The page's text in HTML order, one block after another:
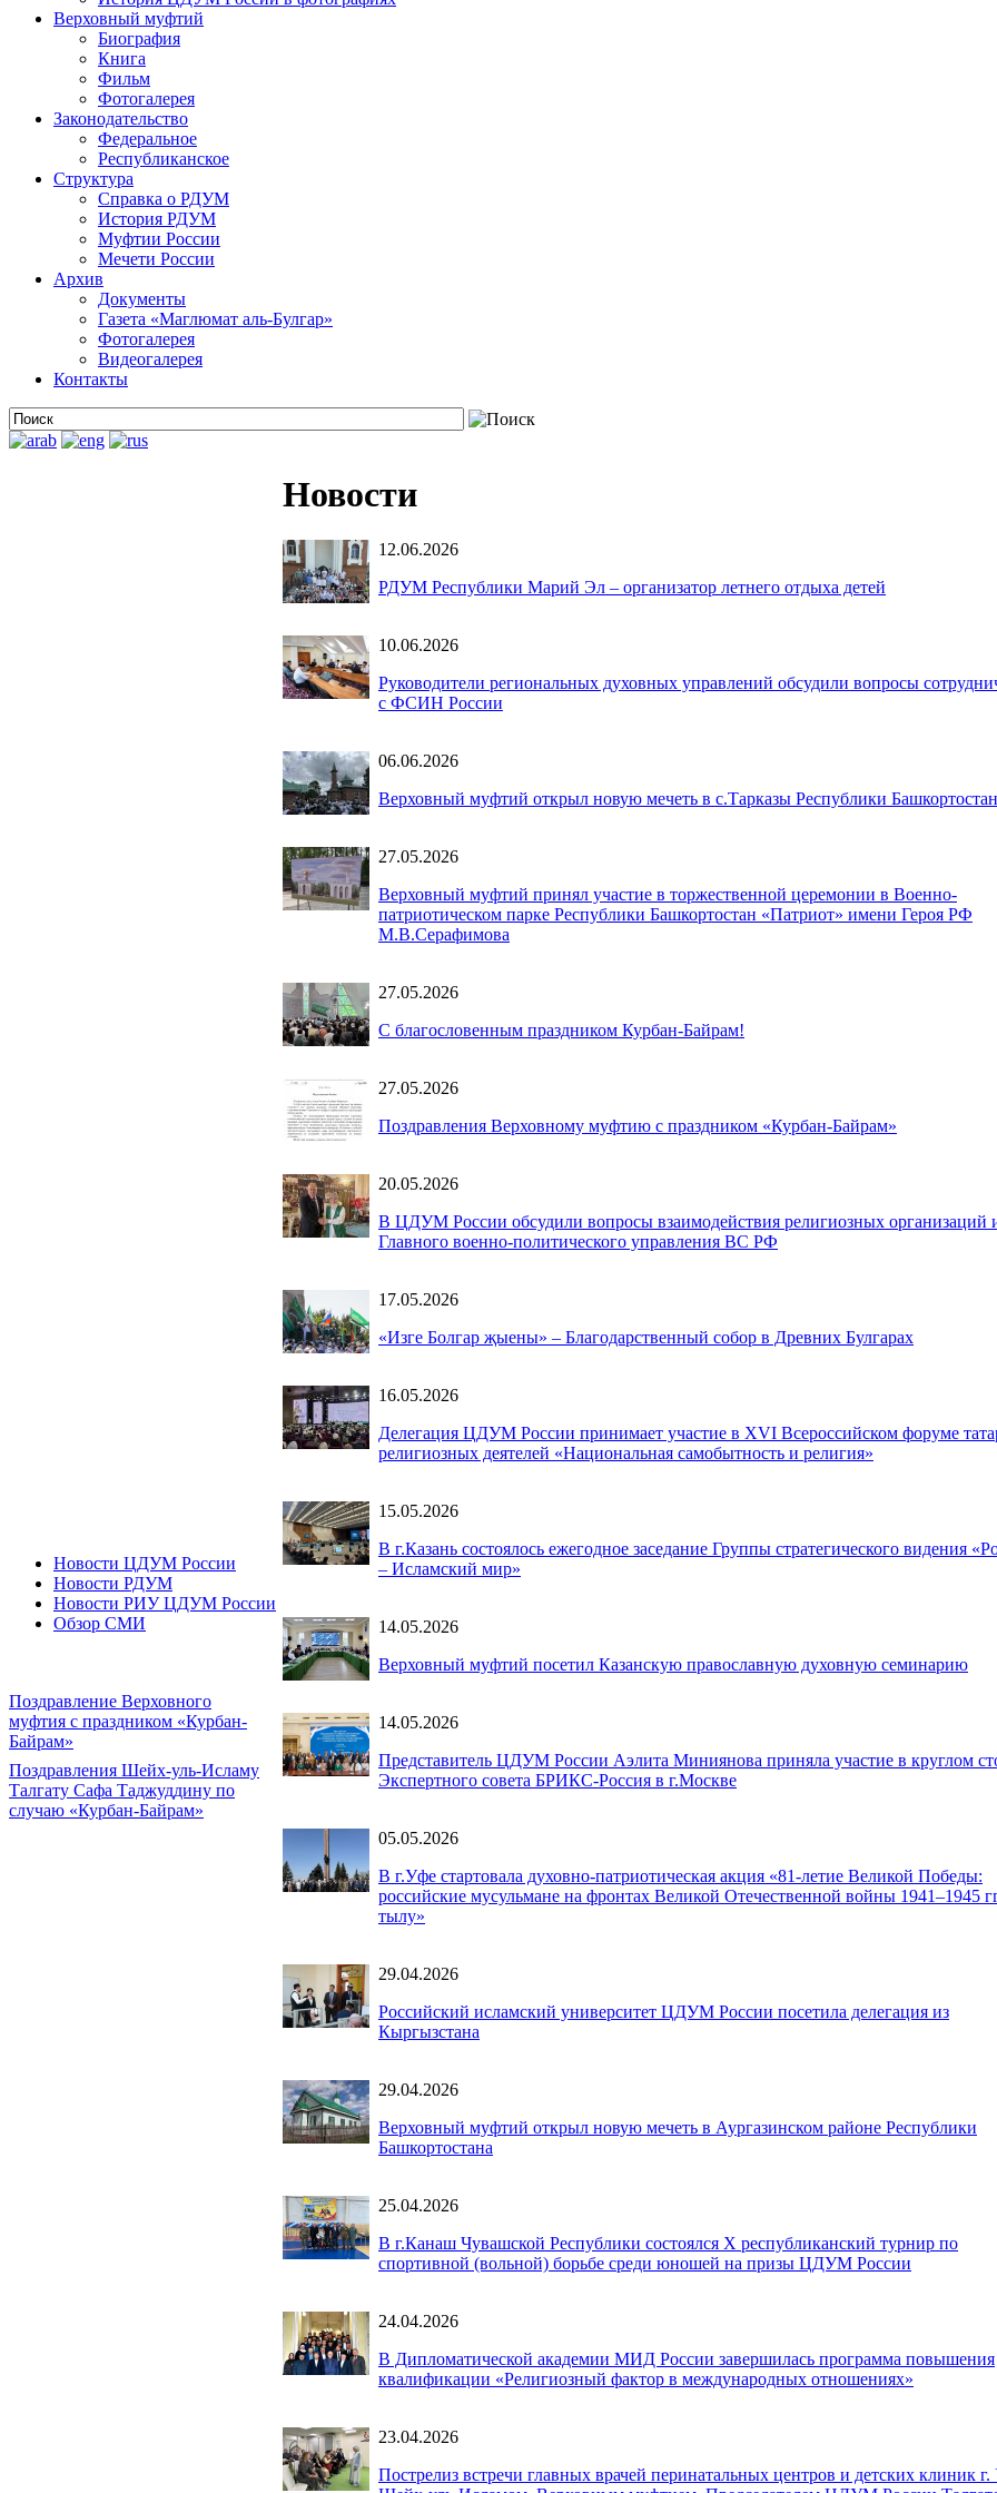
Верховный муфтий
Биография
Книга
Фильм
Фотогалерея
Законодательство
Федеральное
Республиканское
Структура
Справка о РДУМ
История РДУМ
Муфтии России
Мечети России
Архив
Документы
Газета «Маглюмат аль-Булгар»
Фотогалерея
Видеогалерея
Контакты
Новости ЦДУМ России
Новости РДУМ
Новости РИУ ЦДУМ России
Обзор СМИ
Поздравление Верховного
муфтия с праздником «Курбан-
Байрам»
Поздравления Шейх-уль-Исламу
Талгату Сафа Таджуддину по
случаю «Курбан-Байрам»
Новости
12.06.2026
РДУМ Республики Марий Эл – организатор летнего отдыха детей
10.06.2026
Руководители региональных духовных управлений обсудили вопросы
с ФСИН России
06.06.2026
Верховный муфтий открыл новую мечеть в с.Тарказы Республики Башкортостан
27.05.2026
Верховный муфтий принял участие в торжественной церемонии в Военно-
патриотическом парке Республики Башкортостан «Патриот» имени Героя РФ
М.В.Серафимова
27.05.2026
С благословенным праздником Курбан-Байрам!
27.05.2026
Поздравления Верховному муфтию с праздником «Курбан-Байрам»
20.05.2026
В ЦДУМ России обсудили вопросы взаимодействия религиозных организаций
Главного военно-политического управления ВС РФ
17.05.2026
«Изге Болгар җыены» – Благодарственный собор в Древних Булгарах
16.05.2026
Делегация ЦДУМ России принимает участие в XVI Всероссийском форуме
религиозных деятелей «Национальная самобытность и религия»
15.05.2026
В г.Казань состоялось ежегодное заседание Группы стратегического видения
– Исламский мир»
14.05.2026
Верховный муфтий посетил Казанскую православную духовную семинарию
14.05.2026
Представитель ЦДУМ России Аэлита Миниянова приняла участие в круглом
Экспертного совета БРИКС-Россия в г.Москве
05.05.2026
В г.Уфе стартовала духовно-патриотическая акция «81-летие Великой Победы:
российские мусульмане на фронтах Великой Отечественной войны 1941–1945
тылу»
29.04.2026
Российский исламский университет ЦДУМ России посетила делегация из
Кыргызстана
29.04.2026
Верховный муфтий открыл новую мечеть в Аургазинском районе Республики
Башкортостана
25.04.2026
В г.Канаш Чувашской Республики состоялся X республиканский турнир по
спортивной (вольной) борьбе среди юношей на призы ЦДУМ России
24.04.2026
В Дипломатической академии МИД России завершилась программа повышения
квалификации «Религиозный фактор в международных отношениях»
23.04.2026
Пострелиз встречи главных врачей перинатальных центров и детских клиник